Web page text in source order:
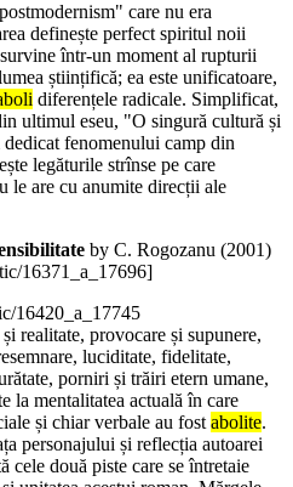
care nu era
definește perfect spiritul noii
într-un moment al rupturii
științifică; ea este unificatoare,
diferențele radicale. Simplificat,
ultimul eseu, "O singură cultură și
fenomenului camp din
legăturile strînse pe care
le are cu anumite direcții ale
by C. Rogozanu (2001)
16371_a_17696]
16420_a_17745
realitate, provocare și supunere,
luciditate, fidelitate,
porniri și trăiri etern umane,
la mentalitatea actuală în care
și chiar verbale au fostabolite.
personajului și reflecția autoarei
cele două piste care se întretaie